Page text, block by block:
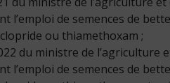
l’emploi de semences de
ou thiamethoxam ;
du ministre de l’agriculture
l’emploi de semences de